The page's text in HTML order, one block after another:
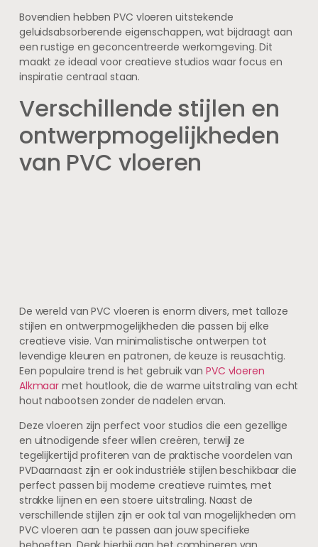
Bovendien hebben PVC vloeren uitstekende
geluidsabsorberende eigenschappen, wat bijdraagt aan
een rustige en geconcentreerde werkomgeving. Dit
maakt ze ideaal voor creatieve studios waar focus en
inspiratie centraal staan.
Verschillende stijlen en
ontwerpmogelijkheden
van PVC vloeren
De wereld van PVC vloeren is enorm divers, met talloze
stijlen en ontwerpmogelijkheden die passen bij elke
creatieve visie. Van minimalistische ontwerpen tot
levendige kleuren en patronen, de keuze is reusachtig.
Een populaire trend is het gebruik van PVC vloeren
Alkmaar met houtlook, die de warme uitstraling van echt
hout nabootsen zonder de nadelen ervan.
Deze vloeren zijn perfect voor studios die een gezellige
en uitnodigende sfeer willen creëren, terwijl ze
tegelijkertijd profiteren van de praktische voordelen van
PVDaarnaast zijn er ook industriële stijlen beschikbaar die
perfect passen bij moderne creatieve ruimtes, met
strakke lijnen en een stoere uitstraling. Naast de
verschillende stijlen zijn er ook tal van mogelijkheden om
PVC vloeren aan te passen aan jouw specifieke